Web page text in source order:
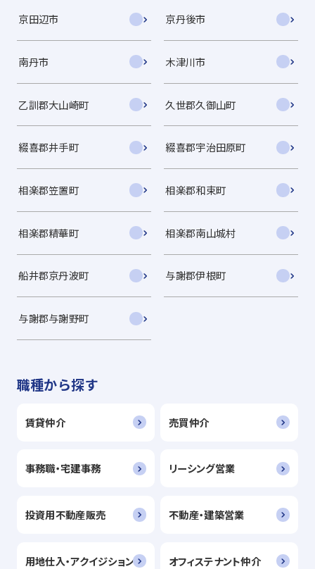
京田辺市 京丹後市
南丹市 木津川市
乙訓郡大山崎町 久世郡久御山町
綴喜郡井手町 綴喜郡宇治田原町
相楽郡笠置町 相楽郡和束町
相楽郡精華町 相楽郡南山城村
船井郡京丹波町 与謝郡伊根町
与謝郡与謝野町
職種から探す
賃貸仲介 売買仲介
事務職・宅建事務 リーシング営業
投資用不動産販売 不動産・建築営業
用地仕入・アクイジション オフィステナント仲介